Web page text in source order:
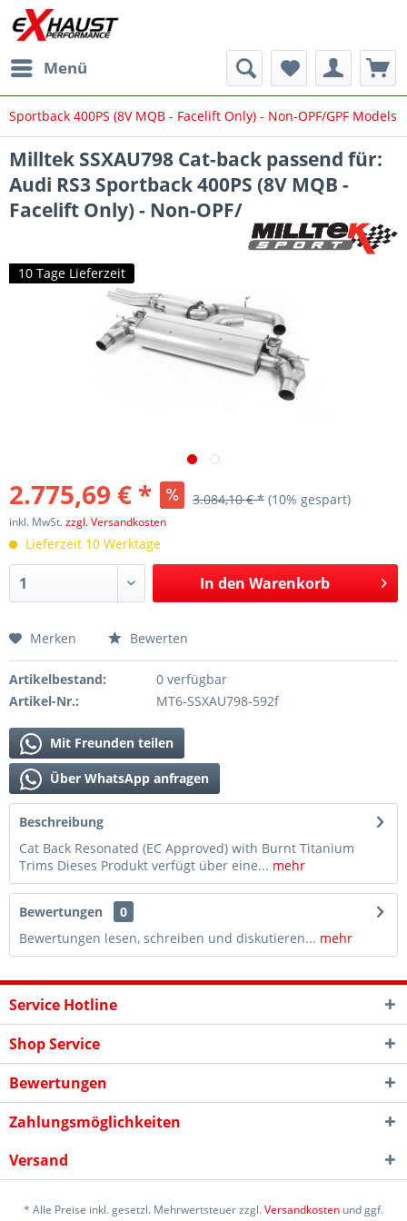
Menü
Sportback 400PS (8V MQB - Facelift Only) - Non-OPF/GPF Models
Milltek SSXAU798 Cat-back passend für:
Audi RS3 Sportback 400PS (8V MQB -
Facelift Only) - Non-OPF/
10 Tage Lieferzeit
2.775,69 € * 3.084,10 € * (10% gespart)
inkl. MwSt.zzgl. Versandkosten
Lieferzeit 10 Werktage
In den Warenkorb
Merken Bewerten
Artikelbestand:
0 verfügbar
Artikel-Nr.:
MT6-SSXAU798-592f
Mit Freunden teilen
Über WhatsApp anfragen
Beschreibung
Cat Back Resonated (EC Approved) with Burnt Titanium
Trims Dieses Produkt verfügt über eine... mehr
Bewertungen
0
Bewertungen lesen, schreiben und diskutieren... mehr
Service Hotline
Shop Service
Bewertungen
Zahlungsmöglichkeiten
Versand
* Alle Preise inkl. gesetzl. Mehrwertsteuer zzgl.Versandkosten und ggf.